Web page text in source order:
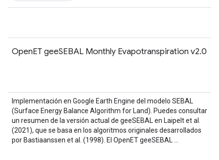
OpenET geeSEBAL Monthly Evapotranspiration v2.0
Implementación en Google Earth Engine del modelo SEBAL
(Surface Energy Balance Algorithm for Land). Puedes consultar
un resumen de la versión actual de geeSEBAL en Laipelt et al.
(2021), que se basa en los algoritmos originales desarrollados
por Bastiaanssen et al. (1998). El OpenET geeSEBAL …